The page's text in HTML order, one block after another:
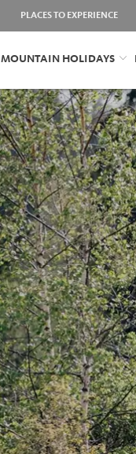
PLACES TO EXPERIENCE
MOUNTAIN HOLIDAYS